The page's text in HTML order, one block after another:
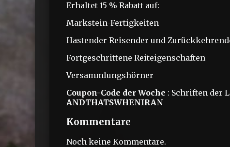
Erhaltet 15 % Rabatt auf:
Markstein-Fertigkeiten
Hastender Reisender und
Fortgeschrittene Reiteigenschaften
Versammlungshörner
Coupon-Code der Woche : Schriften der
ANDTHATSWHENIRAN
Kommentare
Noch keine Kommentare.